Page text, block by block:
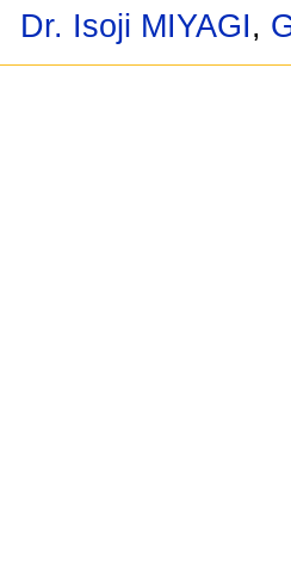
Dr. Isoji MIYAGI,